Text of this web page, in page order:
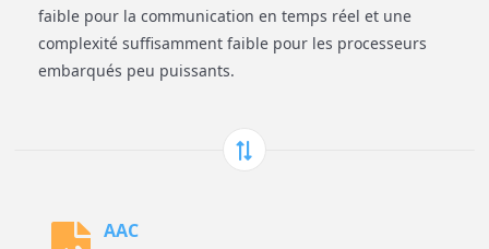
faible pour la communication en temps réel et une
complexité suffisamment faible pour les processeurs
embarqués peu puissants.
AAC